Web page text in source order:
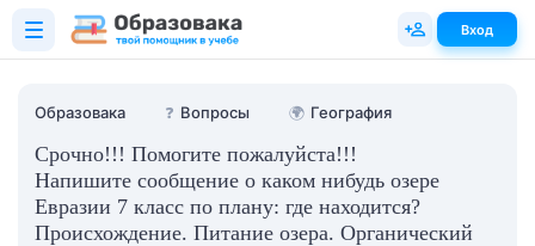
Образовака ❓ Вопросы 🌍 География
Срочно!!! Помогите пожалуйста!!!
Напишите сообщение о каком нибудь озере
Евразии 7 класс по плану: где находится?
Происхождение. Питание озера. Органический
Вход